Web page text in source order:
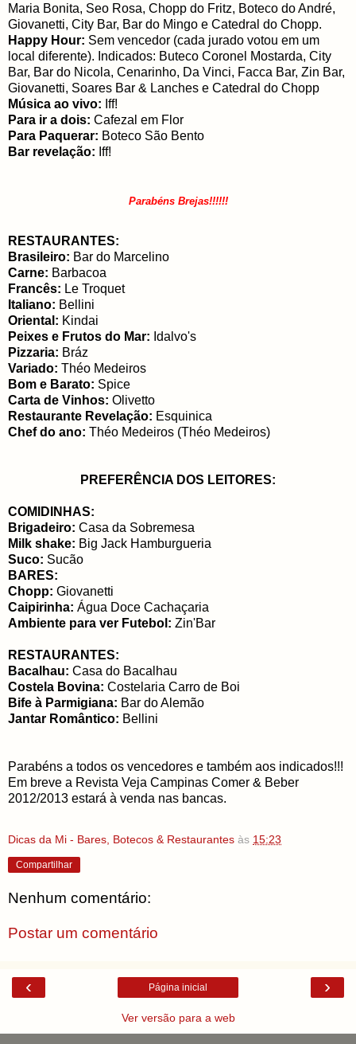
Maria Bonita, Seo Rosa, Chopp do Fritz, Boteco do André,
Giovanetti, City Bar, Bar do Mingo e Catedral do Chopp.
Happy Hour: Sem vencedor (cada jurado votou em um
local diferente). Indicados: Buteco Coronel Mostarda, City
Bar, Bar do Nicola, Cenarinho, Da Vinci, Facca Bar, Zin Bar,
Giovanetti, Soares Bar & Lanches e Catedral do Chopp
Música ao vivo: Iff!
Para ir a dois: Cafezal em Flor
Para Paquerar: Boteco São Bento
Bar revelação: Iff!
Parabéns Brejas!!!!!!
RESTAURANTES:
Brasileiro: Bar do Marcelino
Carne: Barbacoa
Francês: Le Troquet
Italiano: Bellini
Oriental: Kindai
Peixes e Frutos do Mar: Idalvo's
Pizzaria: Bráz
Variado: Théo Medeiros
Bom e Barato: Spice
Carta de Vinhos: Olivetto
Restaurante Revelação: Esquinica
Chef do ano: Théo Medeiros (Théo Medeiros)
PREFERÊNCIA DOS LEITORES:
COMIDINHAS:
Brigadeiro: Casa da Sobremesa
Milk shake: Big Jack Hamburgueria
Suco: Sucão
BARES:
Chopp: Giovanetti
Caipirinha: Água Doce Cachaçaria
Ambiente para ver Futebol: Zin'Bar
RESTAURANTES:
Bacalhau: Casa do Bacalhau
Costela Bovina: Costelaria Carro de Boi
Bife à Parmigiana: Bar do Alemão
Jantar Romântico: Bellini
Parabéns a todos os vencedores e também aos indicados!!!
Em breve a Revista Veja Campinas Comer & Beber
2012/2013 estará à venda nas bancas.
Dicas da Mi - Bares, Botecos & Restaurantes às 15:23
Compartilhar
Nenhum comentário:
Postar um comentário
‹ ›
Página inicial
Ver versão para a web